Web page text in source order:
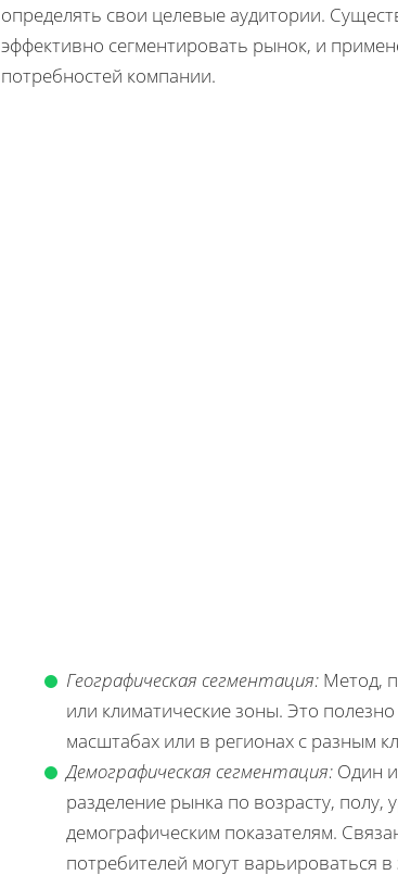
определять свои целевые аудитории.
эффективно сегментировать рынок, и
потребностей компании.
Географическая сегментация: Метод,
или климатические зоны. Это
масштабах или в регионах с разным
Демографическая сегментация: Один
разделение рынка по возрасту,
демографическим показателям.
потребителей могут варьироваться